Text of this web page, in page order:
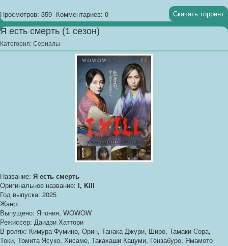
Просмотров: 359 Комментариев: 0 Скачать торрент
Я есть смерть (1 сезон)
Категория:Сериалы
Название: Я есть смерть
Оригинальное название: I, Kill
Год выпуска: 2025
Жанр:
Выпущено: Япония, WOWOW
Режиссер: Даидзи Хаттори
В ролях: Кимура Фумино, Орин, Танака Джури, Широ, Тамаки Сора,
Токи, Томита Ясуко, Хисаме, Такахаши Кацуми, Гензабуро, Ямамото